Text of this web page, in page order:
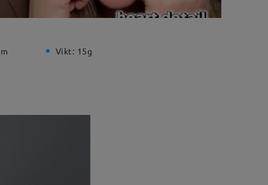
Vikt: 15g